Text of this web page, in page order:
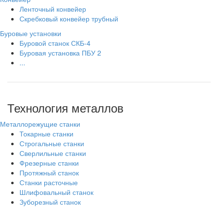
Ленточный конвейер
Скребковый конвейер трубный
Буровые установки
Буровой станок СКБ-4
Буровая установка ПБУ 2
...
Технология металлов
Металлорежущие станки
Токарные станки
Строгальные станки
Сверлильные станки
Фрезерные станки
Протяжный станок
Станки расточные
Шлифовальный станок
Зуборезный станок